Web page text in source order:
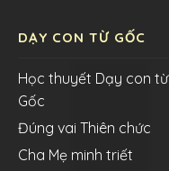
DẠY CON TỪ GỐC
Học thuyết Dạy con từ
Gốc
Đúng vai Thiên chức
Cha Mẹ minh triết